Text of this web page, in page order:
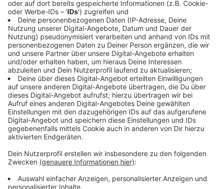
zeigt schon seit Jahren immer weiter nach oben.
Anzeige
Cyberkriminalität: Viele Straftaten werden
nicht gemeldet
Anzeige
Die Polizei in NRW spricht gerade in diesem
Kriminalitätsbereich von einem großen Dunkelfeld.
Entwicklungen muss festgehalten werden, dass das
wurden. Das Dunkelfeld dürfte größer sein. Viele